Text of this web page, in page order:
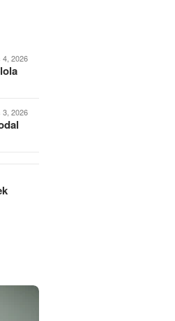
4, 2026
3, 2026